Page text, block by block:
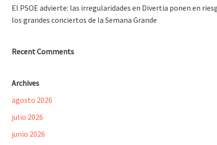
El PSOE advierte: las irregularidades en Divertia ponen en
los grandes conciertos de la Semana Grande
Recent Comments
Archives
agosto 2026
julio 2026
junio 2026